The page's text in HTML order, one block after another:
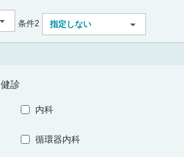
条件2 指定しない
健診
内科
循環器内科